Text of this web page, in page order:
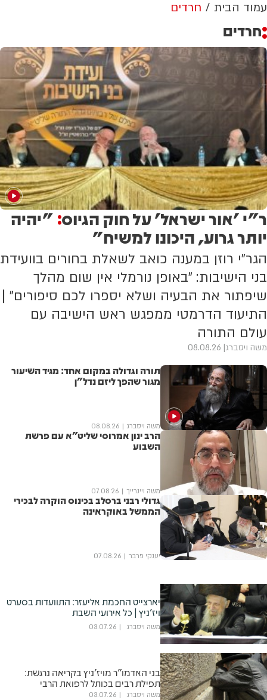
עמוד הבית חרדים
חרדים
ר"י 'אור ישראל' על חוק הגיוס: "יהיה
יותר גרוע, היכונו למשיח"
הגר"י רוזן במענה כואב לשאלת בחורים בוועידת
בני הישיבות: "באופן נורמלי אין שום מהלך
שיפתור את הבעיה ושלא יספרו לכם סיפורים" |
התיעוד הדרמטי ממפגש ראש הישיבה עם
עולם התורה
משה ויסברג 08.08.26
תורה וגדולה במקום אחד: מגיד השיעור
מגור שהפך ליזם נדל"ן
משה ויסברג 08.08.26
הרב ינון אמרוסי שליט"א עם פרשת
השבוע
משה ויינרייך 07.08.26
גדולי רבני ברסלב בכינוס הוקרה לבכירי
הממשל באוקראינה
יענקי פרבר 07.08.26
יארצייט החכמת אליעזר: התוועדות בסערט
ויז'ניץ | כל אירועי השבת
משה ויסברג 03.07.26
בני האדמו"ר מויז'ניץ בקריאה נרגשת:
תפילת רבים בכותל לרפואת הרבי
משה ויסברג 03.07.26